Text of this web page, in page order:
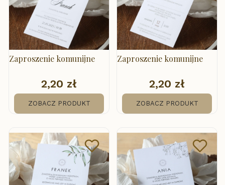
Zaproszenie komunijne
Cena
2,20 zł
ZOBACZ PRODUKT
Zaproszenie komunijne
Cena
2,20 zł
ZOBACZ PRODUKT